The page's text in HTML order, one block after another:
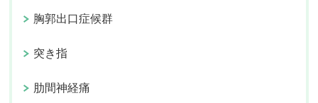
胸郭出口症候群
突き指
肋間神経痛